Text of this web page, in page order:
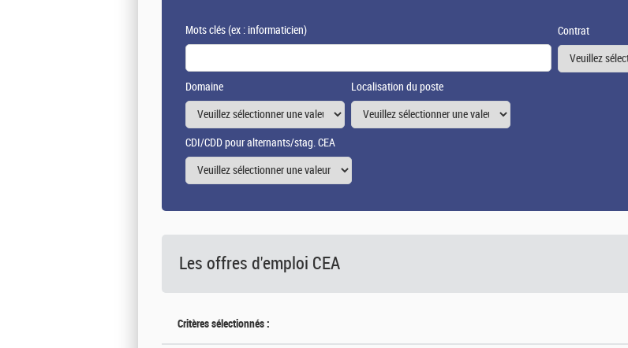
Mots clés(ex : informaticien) Contrat
Domaine Localisation du poste
CDI/CDD pour alternants/stag. CEA
Les offres d'emploi CEA
Critères sélectionnés :